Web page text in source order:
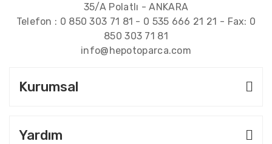
35/A Polatlı - ANKARA
Telefon : 0 850 303 71 81 - 0 535 666 21 21 - Fax: 0
850 303 71 81
info@hepotoparca.com
Kurumsal
Yardım